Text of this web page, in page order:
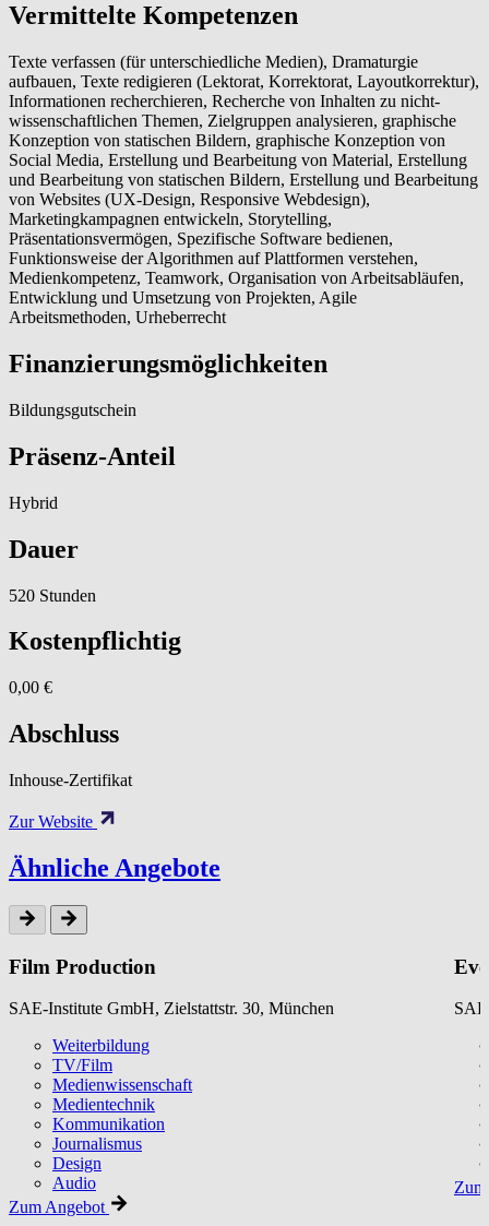
Vermittelte Kompetenzen
Texte verfassen (für unterschiedliche Medien), Dramaturgie
aufbauen, Texte redigieren (Lektorat, Korrektorat, Layoutkorrektur),
Informationen recherchieren, Recherche von Inhalten zu nicht-
wissenschaftlichen Themen, Zielgruppen analysieren, graphische
Konzeption von statischen Bildern, graphische Konzeption von
Social Media, Erstellung und Bearbeitung von Material, Erstellung
und Bearbeitung von statischen Bildern, Erstellung und Bearbeitung
von Websites (UX-Design, Responsive Webdesign),
Marketingkampagnen entwickeln, Storytelling,
Präsentationsvermögen, Spezifische Software bedienen,
Funktionsweise der Algorithmen auf Plattformen verstehen,
Medienkompetenz, Teamwork, Organisation von Arbeitsabläufen,
Entwicklung und Umsetzung von Projekten, Agile
Arbeitsmethoden, Urheberrecht
Finanzierungsmöglichkeiten
Bildungsgutschein
Präsenz-Anteil
Hybrid
Dauer
520 Stunden
Kostenpflichtig
0,00 €
Abschluss
Inhouse-Zertifikat
Zur Website
Ähnliche Angebote
Film Production
SAE-Institute GmbH, Zielstattstr. 30, München
Weiterbildung
TV/Film
Medienwissenschaft
Medientechnik
Kommunikation
Journalismus
Design
Audio
Zum Angebot